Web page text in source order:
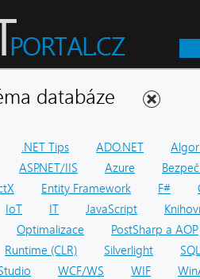
databáze
.NET Tips ADO.NET
ASP.NET/IIS Azure
Entity Framework F#
IoT IT JavaScript
Optimalizace
PostSharp a AOP
Runtime (CLR) Silverlight
SQL
WCF/WS WIF